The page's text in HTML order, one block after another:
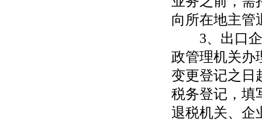
向所在地主管
3、出口企
政管理机关办
变更登记之日
税务登记，填
退税机关、企